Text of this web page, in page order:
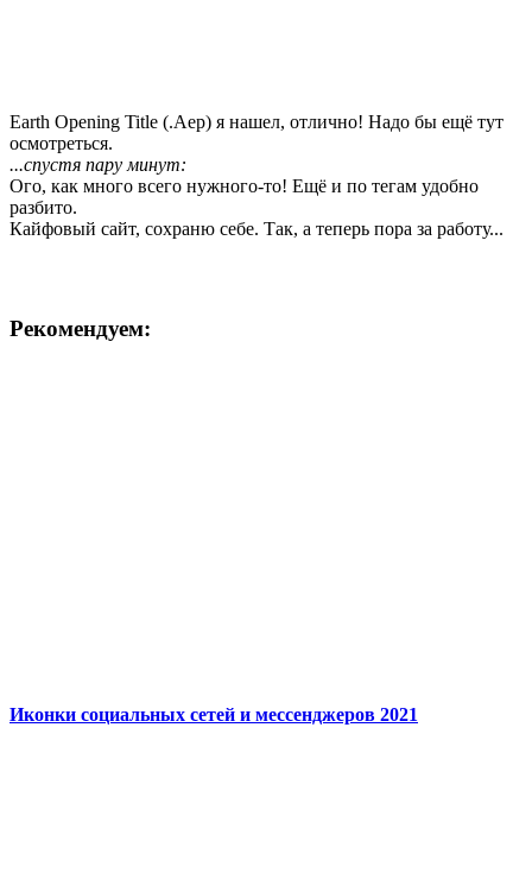
Earth Opening Title (.Aep) я нашел, отлично! Надо бы ещё тут
осмотреться.
...спустя пару минут:
Ого, как много всего нужного-то! Ещё и по тегам удобно
разбито.
Кайфовый сайт, сохраню себе. Так, а теперь пора за работу...
Рекомендуем:
Иконки социальных сетей и мессенджеров 2021